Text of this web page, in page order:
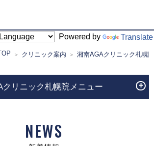
Powered by Translate
クリニック案内 湘南AGAクリニック札幌院
クリニック札幌院メニュー
NEWS